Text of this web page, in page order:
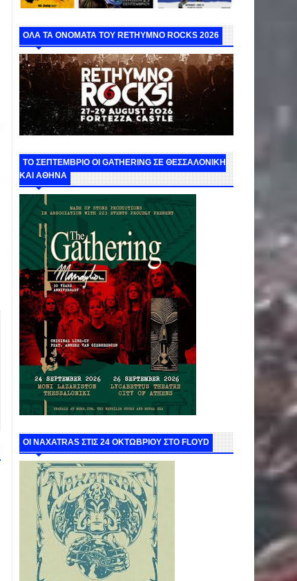
ΟΛΑ ΤΑ ΟΝΟΜΑΤΑ ΤΟΥ RETHYMNO ROCKS 2026
ΤΟ ΣΕΠΤΕΜΒΡΙΟ ΟΙ GATHERING ΣΕ ΘΕΣΣΑΛΟΝΙΚΗ
ΚΑΙ ΑΘΗΝΑ
ΟΙ NAXATRAS ΣΤΙΣ 24 ΟΚΤΩΒΡΙΟΥ ΣΤΟ FLOYD